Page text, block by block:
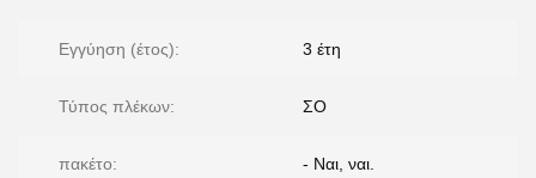
Εγγύηση (έτος): 3 έτη
Τύπος πλέκων: ΣΟ
πακέτο: - Ναι, ναι.